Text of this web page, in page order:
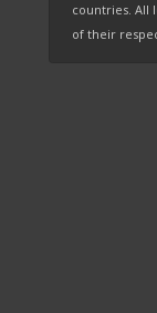
countries. All
of their